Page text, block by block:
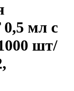
0,5 мл с
шт/